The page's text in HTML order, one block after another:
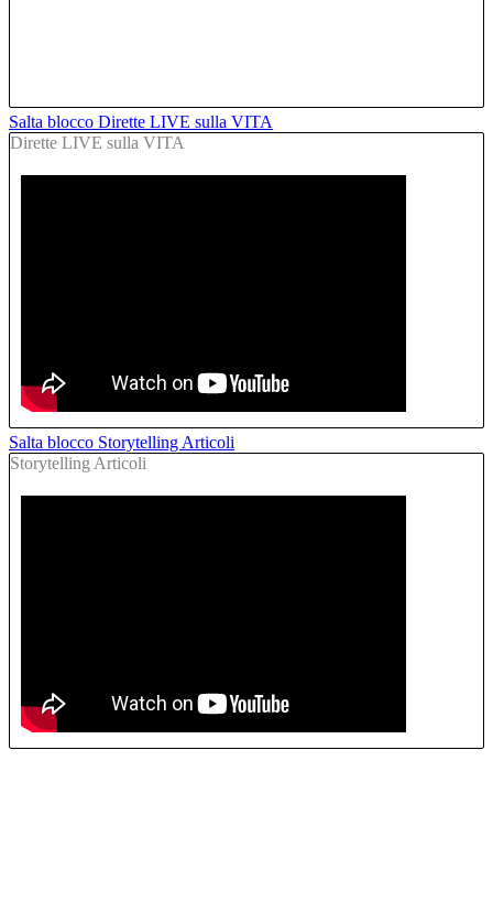
Salta blocco Dirette LIVE sulla VITA
Dirette LIVE sulla VITA
Salta blocco Storytelling Articoli
Storytelling Articoli